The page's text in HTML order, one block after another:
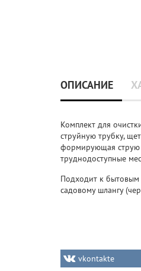
ОПИСАНИЕ
Комплект для
струйную трубку,
формирующая струю
труднодоступные
Подходит к бытовым
садовому шлангу
vkontakte